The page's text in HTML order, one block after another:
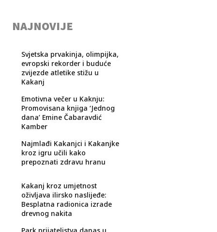
NAJNOVIJE
Svjetska prvakinja, olimpijka,
evropski rekorder i buduće
zvijezde atletike stižu u
Kakanj
Emotivna večer u Kaknju:
Promovisana knjiga ‘Jednog
dana’ Emine Čabaravdić
Kamber
Najmlađi Kakanjci i Kakanjke
kroz igru učili kako
prepoznati zdravu hranu
Kakanj kroz umjetnost
oživljava ilirsko naslijeđe:
Besplatna radionica izrade
drevnog nakita